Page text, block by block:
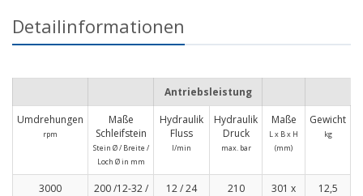
Detailinformationen
Antriebsleistung
Umdrehungen
rpm
Maße
Schleifstein
Stein Ø / Breite /
Loch Ø in mm
Hydraulik
Fluss
l/min
Hydraulik
Druck
max. bar
Maße
L x B x H
(mm)
Gewicht
kg
3000
200 /12-32 /
12 / 24
210
301 x
12,5